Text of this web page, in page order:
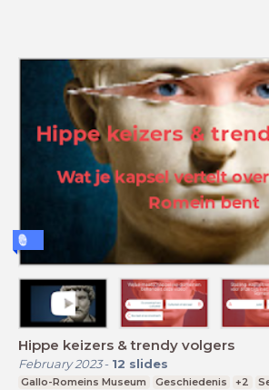
Hippe keizers & trendy volgers
February 2023- 12 slides
Gallo-Romeins Museum Geschiedenis +2